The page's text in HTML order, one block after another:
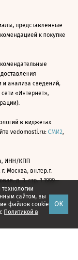
сайтом, вы
файлов cookie
Политикой в
ОК
представленные
к покупке
и анализа сведений,
«Интернет»,
в виджетах
vedomosti.ru: СМИ2,
ИНН/КПП
г. Москва, вн.тер.г.
д. 3, стр. 1 1999—